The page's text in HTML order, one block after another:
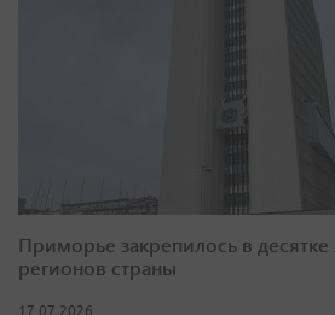
Приморье закрепилось в
регионов страны
17.07.2026